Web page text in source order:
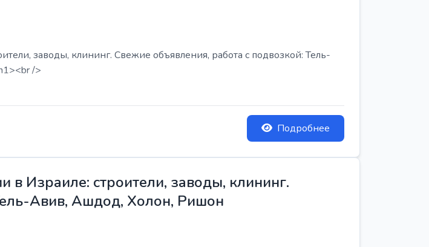
заводы, клининг. Свежие объявления, работа с подвозкой: Тель-
/>
Подробнее
в Израиле: строители, заводы, клининг.
Авив, Ашдод, Холон, Ришон